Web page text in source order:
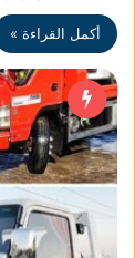
أكمل القراءة »